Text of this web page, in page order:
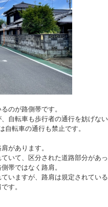
のが路側帯です。
自転車も歩行者の通行を妨げな
自転車の通行も禁止です。
があります。
いて、区分された道路部分があ
帯ではなく路肩。
いますが、路肩は規定されてい
す。